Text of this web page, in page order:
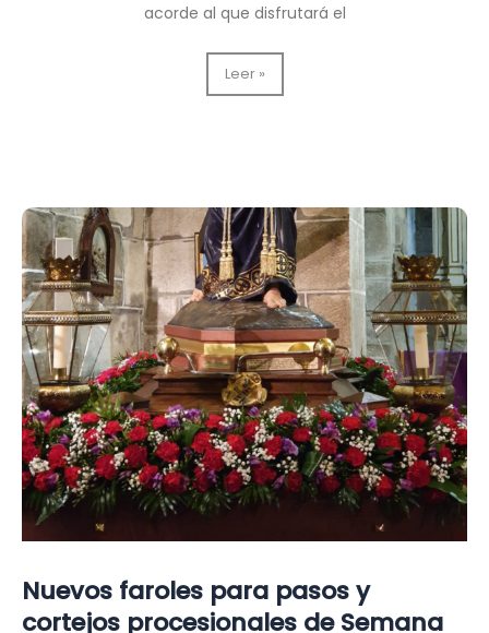
acorde al que disfrutará el
Decoración
de
el
sello
Salcedo
Leer »
Nuevos faroles para pasos y
cortejos procesionales de Semana